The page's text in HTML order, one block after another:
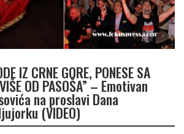
IZ CRNE GORE, PONESE SA
OD PASOŠA” – Emotivan
na proslavi Dana
(VIDEO)